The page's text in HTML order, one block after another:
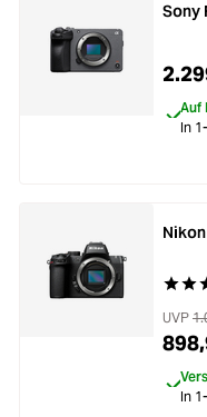
Sony
Auf
In
UVP
In